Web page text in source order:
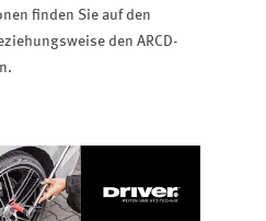
finden Sie auf den
den ARCD-